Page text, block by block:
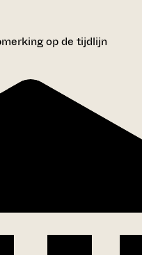
op de tijdlijn